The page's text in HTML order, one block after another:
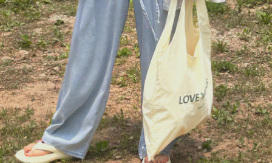
신상 5%
베스트
MADE
세트할인 ~30%
하객룩
살안타템
아우터
티셔츠
니트
블라우스
원피스
팬츠